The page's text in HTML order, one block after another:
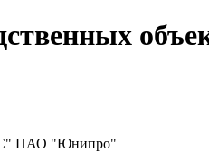
ПАО "Юнипро"